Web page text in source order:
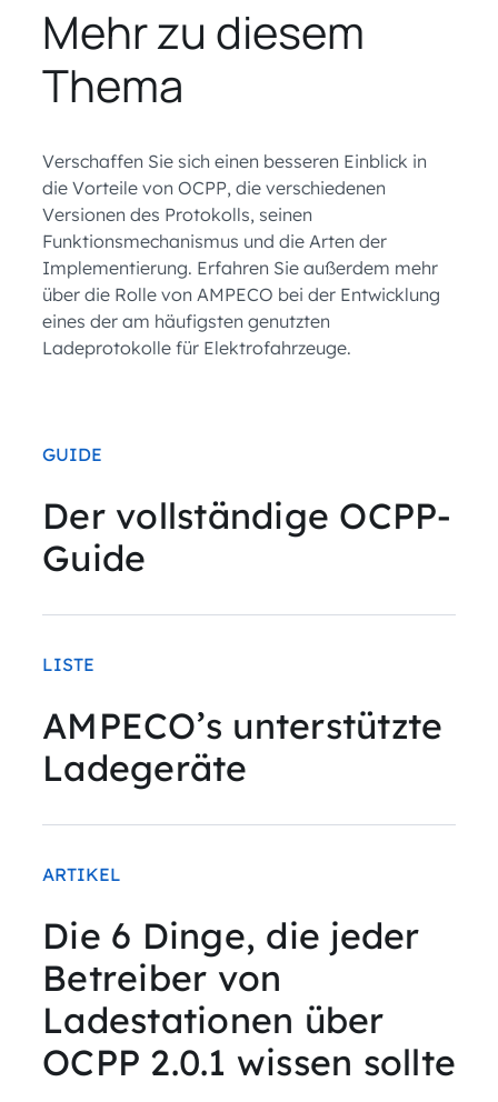
Mehr zu diesem
Thema
Verschaffen Sie sich einen besseren Einblick in
die Vorteile von OCPP, die verschiedenen
Versionen des Protokolls, seinen
Funktionsmechanismus und die Arten der
Implementierung. Erfahren Sie außerdem mehr
über die Rolle von AMPECO bei der Entwicklung
eines der am häufigsten genutzten
Ladeprotokolle für Elektrofahrzeuge.
GUIDE
Der vollständige OCPP-
Guide
LISTE
AMPECO’s unterstützte
Ladegeräte
ARTIKEL
Die 6 Dinge, die jeder
Betreiber von
Ladestationen über
OCPP 2.0.1 wissen sollte